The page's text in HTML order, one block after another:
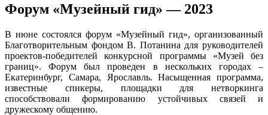
Форум «Музейный гид» — 2023
В июне состоялся форум «Музейный гид», организованный
Благотворительным фондом В. Потанина для руководителей
проектов-победителей конкурсной программы «Музей без
границ». Форум был проведен в нескольких городах –
Екатеринбург, Самара, Ярославль. Насыщенная программа,
известные спикеры, площадки для нетворкинга
способствовали формированию устойчивых связей и
дружескому общению.